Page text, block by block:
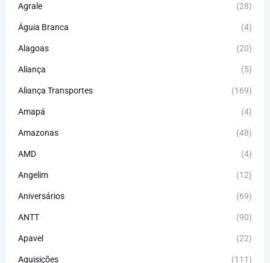
Agrale (28)
Águia Branca (4)
Alagoas (20)
Aliança (5)
Aliança Transportes (169)
Amapá (4)
Amazonas (48)
AMD (4)
Angelim (12)
Aniversários (69)
ANTT (90)
Apavel (22)
Aquisições (111)